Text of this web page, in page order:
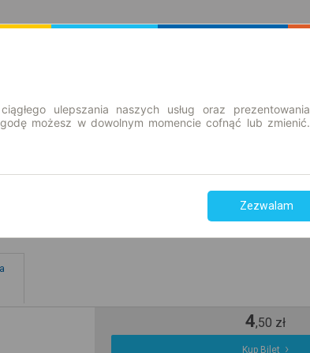
4,50 zł
Kup Bilet
ulepszania naszych usług oraz prezentowania
możesz w dowolnym momencie cofnąć lub zmienić.
Zezwalam